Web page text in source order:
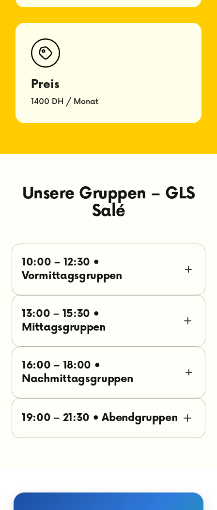
Preis
1400 DH / Monat
Unsere Gruppen – GLS
Salé
10:00 – 12:30 •
Vormittagsgruppen
13:00 – 15:30 •
Mittagsgruppen
16:00 – 18:00 •
Nachmittagsgruppen
19:00 – 21:30 • Abendgruppen